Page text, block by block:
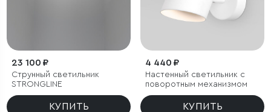
23 100 ₽
Струнный светильник
STRONGLINE
КУПИТЬ
4 440 ₽
Настенный светильник с
поворотным механизмом
КУПИТЬ